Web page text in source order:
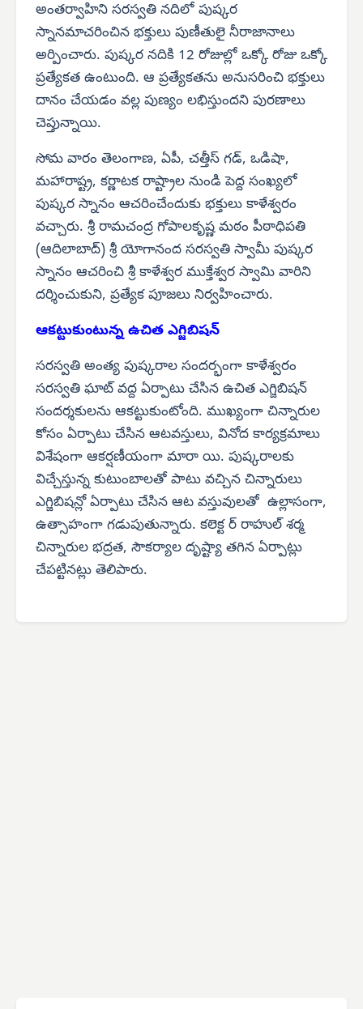
అంతర్వాహిని సరస్వతి నదిలో పుష్కర
స్నానమాచరించిన భక్తులు పుణీతులై నీరాజానాలు
అర్పించారు. పుష్కర నదికి 12 రోజుల్లో ఒక్కో రోజు ఒక్కో
ప్రత్యేకత ఉంటుంది. ఆ ప్రత్యేకతను అనుసరించి భక్తులు
దానం చేయడం వల్ల పుణ్యం లభిస్తుందని పురణాలు
చెప్తున్నాయి.
సోమ వారం తెలంగాణ, ఏపీ, చత్తీస్ గడ్, ఒడిషా,
మహారాష్ట్ర, కర్ణాటక రాష్ట్రాల నుండి పెద్ద సంఖ్యలో
పుష్కర స్నానం ఆచరించేందుకు భక్తులు కాళేశ్వరం
వచ్చారు. శ్రీ రామచంద్ర గోపాలకృష్ణ మఠం పీఠాధిపతి
(ఆదిలాబాద్) శ్రీ యోగానంద సరస్వతి స్వామీ పుష్కర
స్నానం ఆచరించి శ్రీ కాళేశ్వర ముక్తేశ్వర స్వామి వారిని
దర్శించుకుని, ప్రత్యేక పూజలు నిర్వహించారు.
ఆకట్టుకుంటున్న ఉచిత ఎగ్జిబిషన్
సరస్వతి అంత్య పుష్కరాల సందర్భంగా కాళేశ్వరం
సరస్వతి ఘాట్ వద్ద ఏర్పాటు చేసిన ఉచిత ఎగ్జిబిషన్
సందర్శకులను ఆకట్టుకుంటోంది. ముఖ్యంగా చిన్నారుల
కోసం ఏర్పాటు చేసిన ఆటవస్తులు, వినోద కార్యక్రమాలు
విశేషంగా ఆకర్షణీయంగా మారా యి. పుష్కరాలకు
విచ్చేస్తున్న కుటుంబాలతో పాటు వచ్చిన చిన్నారులు
ఎగ్జిబిషన్లో ఏర్పాటు చేసిన ఆట వస్తువులతో ఉల్లాసంగా,
ఉత్సాహంగా గడుపుతున్నారు. కలెక్ట ర్ రాహుల్ శర్మ
చిన్నారుల భద్రత, సౌకర్యాల దృష్ట్యా తగిన ఏర్పాట్లు
చేపట్టినట్లు తెలిపారు.